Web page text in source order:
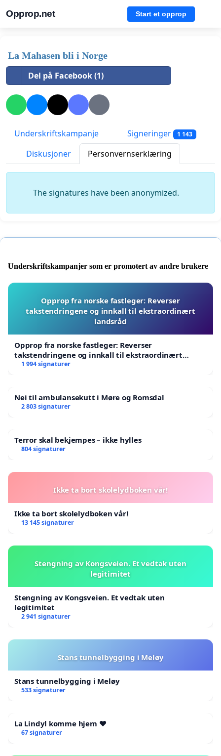
Opprop.net Start et opprop
La Mahasen bli i Norge
Del på Facebook (1)
Underskriftskampanje Signeringer 1 143
Diskusjoner Personvernserklæring
The signatures have been anonymized.
Underskriftskampanjer som er promotert av andre brukere
Opprop fra norske fastleger: Reverser
takstendringene og innkall til ekstraordinært
landsråd
Opprop fra norske fastleger: Reverser
takstendringene og innkall til ekstraordinært
landsråd
1 994 signaturer
Nei til ambulansekutt i Møre og Romsdal
2 803 signaturer
Terror skal bekjempes – ikke hylles
804 signaturer
Ikke ta bort skolelydboken vår!
Ikke ta bort skolelydboken vår!
13 145 signaturer
Stengning av Kongsveien. Et vedtak uten
legitimitet
Stengning av Kongsveien. Et vedtak uten
legitimitet
2 941 signaturer
Stans tunnelbygging i Meløy
Stans tunnelbygging i Meløy
533 signaturer
La Lindyl komme hjem ❤️
67 signaturer